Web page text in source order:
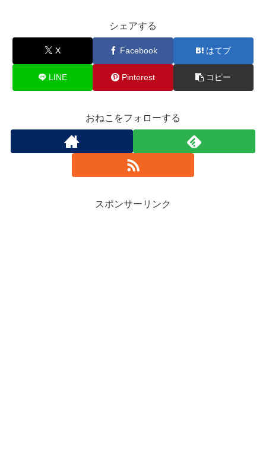
シェアする
X Facebook はてブ
LINE Pinterest コピー
おねこをフォローする
スポンサーリンク